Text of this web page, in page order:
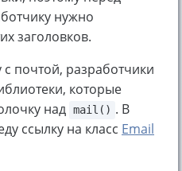
нужно
заголовков.
почтой, разработчики
которые
над mail() . В
ссылку на класс Email